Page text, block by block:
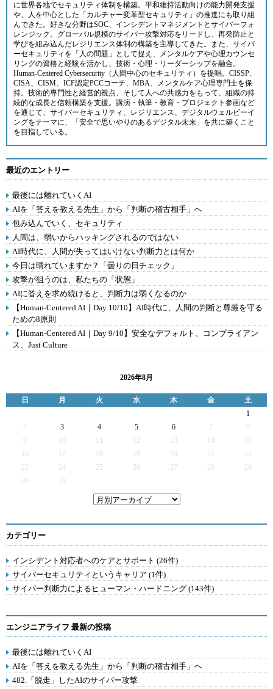
に世界各地でセキュリティ体制を構築。平和維持活動向けの能力開発支援
や、人を中心とした「カルチャー変革型セキュリティ」の推進にも取り組
んできた。好きな分野はSOC、インシデントマネジメントとサイバーフォ
レンジック。グローバル規模のサイバー攻撃対応をリードし、再発防止と
学びを組み込んだレジリエンス体制の構築を主導してきた。また、サイバ
ーセキュリティを「人の問題」として捉え、メンタルケアや心理カウンセ
リングの資格と経験を活かし、技術・心理・リーダーシップを融合。
Human-Centered Cybersecurity（人間中心のセキュリティ）を提唱。CISSP、
CISA、CISM、ICF認定PCCコーチ、MBA、メンタルケア心理専門士を保
持。技術的専門性と経営的視点、そして人への共感力をもって、組織の持
続的な成長と信頼構築を支援。講演・執筆・教育・プロジェクト参画など
を通じて、サイバーセキュリティ、レジリエンス、デジタルウェルビーイ
ングをテーマに、「安全で思いやりのあるデジタル未来」を共に築くこと
を目指している。
最近のエントリー
最後には離れていくAI
AIを「答えを教える先生」から「判断の稽古相手」へ
包み込んでいく、セキュリティ
人間は、弱いからハッキングされるのではない
AI時代に、人間が失ってはいけない判断力とは何か
今日は晴れていますか？「曇りの日チェック」
攻撃が狙うのは、私たちの「状態」
AIに答えを求め続けると、判断力は弱くなるのか
【Human-Centered AI｜Day 10/10】AI時代に、人間の判断と尊厳を守る
ための8原則
【Human-Centered AI｜Day 9/10】安全なデフォルト、コンプライアン
ス、Just Culture
2026年8月
日 月 火 水 木 金
土
1
2
3 4 5 6 7
9
12 13 14
15
16
17 19 20 21
22
23
24 25 26 27 28
29
30
31
カテゴリー
インシデント対応者へのケアとサポート (26件)
サイバーセキュリティというキャリア (1件)
サイバー判断力によるヒューマン・ハードニング (143件)
エンジニアライフ 最新の投稿
最後には離れていくAI
AIを「答えを教える先生」から「判断の稽古相手」へ
482.「脱走」したAIのサイバー攻撃